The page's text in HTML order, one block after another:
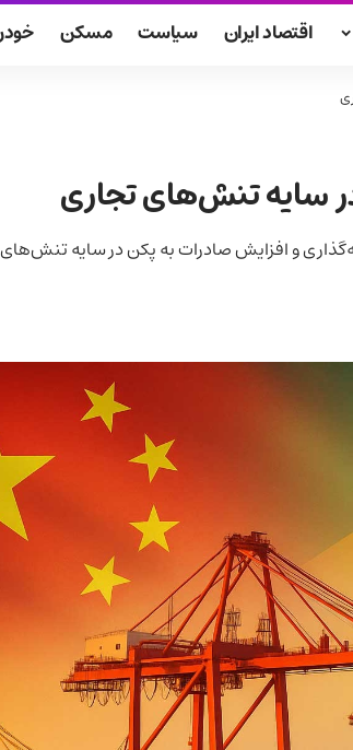
اقتصاد ایران سیاست مسکن
سایه تنش‌های تجاری
و افزایش صادرات به پکن در سایه